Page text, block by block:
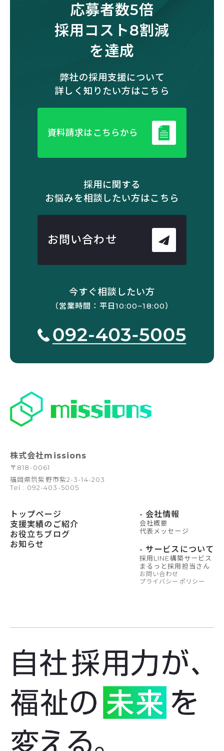
応募者数5倍
採用コスト8割減
を達成
弊社の採用支援について
詳しく知りたい方はこちら
資料請求はこちらから
採用に関する
お悩みを相談したい方はこちら
お問い合わせ
今すぐ相談したい方
（営業時間：平日10:00~18:00）
株式会社missions
〒 818-0061
福岡県筑紫野市紫2-3-14-203
Tel : 092-403-5005
トップページ
支援実績のご紹介
お役立ちブログ
お知らせ
- 会社情報
会社概要
代表メッセージ
- サービスについて
採用LINE構築サービス
まるっと採用担当さん
お問い合わせ
プライバシーポリシー